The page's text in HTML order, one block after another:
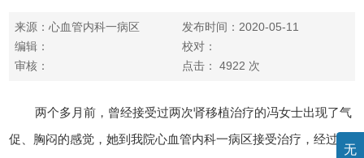
无
来源：心血管内科一病区
发布时间：2020-05-11
编辑：
校对：
审核：
点击： 4922 次
两个多月前，曾经接受过两次肾移植治疗的冯女士出现了气
促、胸闷的感觉，她到我院心血管内科一病区接受治疗，经过诊